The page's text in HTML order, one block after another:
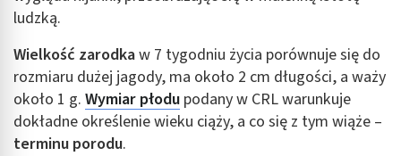
ludzką.
Wielkość zarodkaw 7 tygodniu życia porównuje się do
rozmiaru dużej jagody, ma około 2 cm długości, a waży
około 1 g. Wymiar płodu podany w CRL warunkuje
dokładne określenie wieku ciąży, a co się z tym wiąże –
terminu porodu.